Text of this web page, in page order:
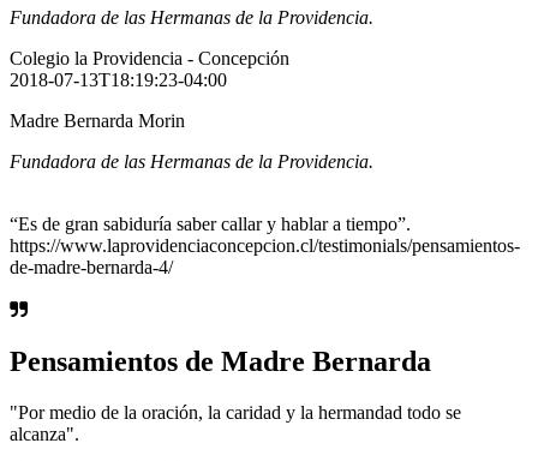
Fundadora de las Hermanas de la Providencia.
Colegio la Providencia - Concepción
2018-07-13T18:19:23-04:00
Madre Bernarda Morin
Fundadora de las Hermanas de la Providencia.
“Es de gran sabiduría saber callar y hablar a tiempo”.
https://www.laprovidenciaconcepcion.cl/testimonials/pensamientos-
de-madre-bernarda-4/
Pensamientos de Madre Bernarda
"Por medio de la oración, la caridad y la hermandad todo se
alcanza".